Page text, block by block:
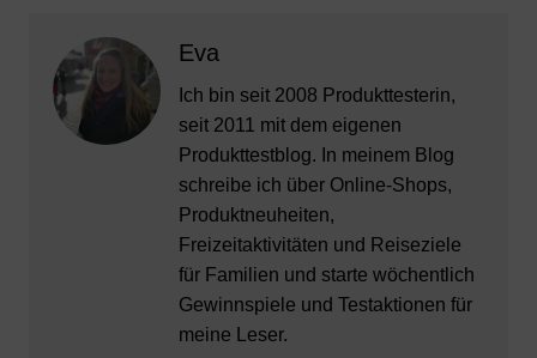
Eva
Ich bin seit 2008 Produkttesterin,
seit 2011 mit dem eigenen
Produkttestblog. In meinem Blog
schreibe ich über Online-Shops,
Produktneuheiten,
Freizeitaktivitäten und Reiseziele
für Familien und starte wöchentlich
Gewinnspiele und Testaktionen für
meine Leser.